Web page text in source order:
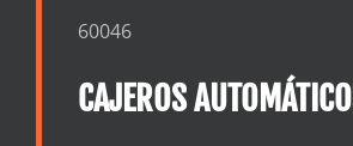
60046
CAJEROS